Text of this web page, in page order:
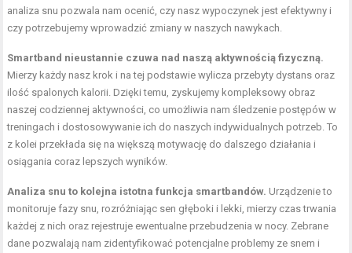
analiza snu pozwala nam ocenić, czy nasz wypoczynek jest efektywny i
czy potrzebujemy wprowadzić zmiany w naszych nawykach.
Smartband nieustannie czuwa nad naszą aktywnością fizyczną.
Mierzy każdy nasz krok i na tej podstawie wylicza przebyty dystans oraz
ilość spalonych kalorii. Dzięki temu, zyskujemy kompleksowy obraz
naszej codziennej aktywności, co umożliwia nam śledzenie postępów w
treningach i dostosowywanie ich do naszych indywidualnych potrzeb. To
z kolei przekłada się na większą motywację do dalszego działania i
osiągania coraz lepszych wyników.
Analiza snu to kolejna istotna funkcja smartbandów. Urządzenie to
monitoruje fazy snu, rozróżniając sen głęboki i lekki, mierzy czas trwania
każdej z nich oraz rejestruje ewentualne przebudzenia w nocy. Zebrane
dane pozwalają nam zidentyfikować potencjalne problemy ze snem i